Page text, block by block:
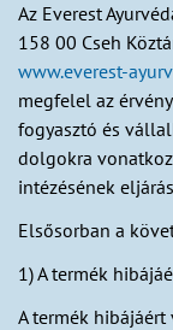
Az Everest
158 00 Cseh
www.everest-
megfelel az
fogyasztó és
dolgokra
intézésének
Elsősorban a
1) A termék
A termék